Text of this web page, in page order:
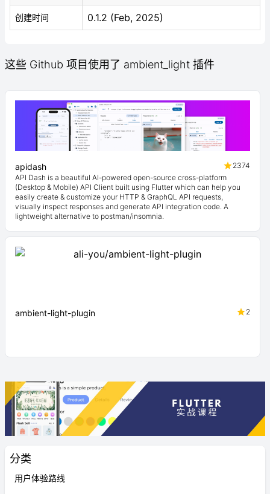
分类
用户体验路线
创建时间 0.1.2 (Feb, 2025)
这些 Github 项目使用了 ambient_light 插件
apidash
2374
API Dash is a beautiful AI-powered open-source cross-platform
(Desktop & Mobile) API Client built using Flutter which can help you
easily create & customize your HTTP & GraphQL API requests,
visually inspect responses and generate API integration code. A
lightweight alternative to postman/insomnia.
ambient-light-plugin 2